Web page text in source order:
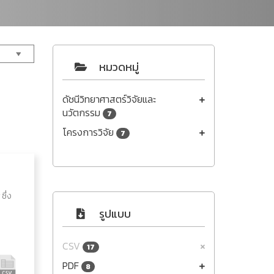
หมวดหมู่
ดัชนีวิทยาศาสตร์วิจัยและ
นวัตกรรม
7
โครงการวิจัย 7
รูปแบบ
CSV 17
PDF 8
ง